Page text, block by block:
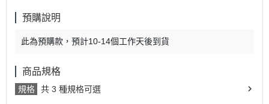
預購說明
此為預購款，預計10-14個工作天後到貨
商品規格
規格 共 3 種規格可選